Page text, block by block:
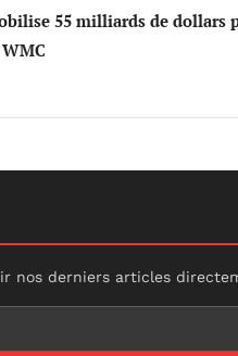
55 milliards de dollars
nos derniers articles